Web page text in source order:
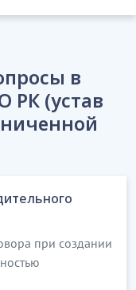
шектеулі
«_______» ЖШС.
4. Серіктестік
қызметінің мақсаты
табыс алу болып
5.Серіктестік
қызметінің негізгі
в
РК (устав
при создании